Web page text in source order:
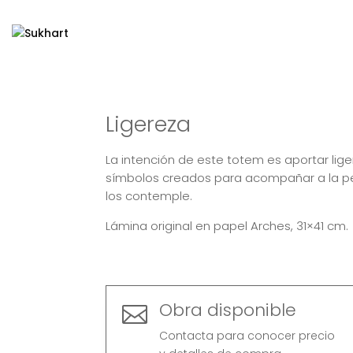
Ligereza
La intención de este totem es aportar
símbolos creados para acompañar a la
los contemple.
Lámina original en papel Arches, 31×41 cm.
 Obra disponible
Contacta para conocer precio